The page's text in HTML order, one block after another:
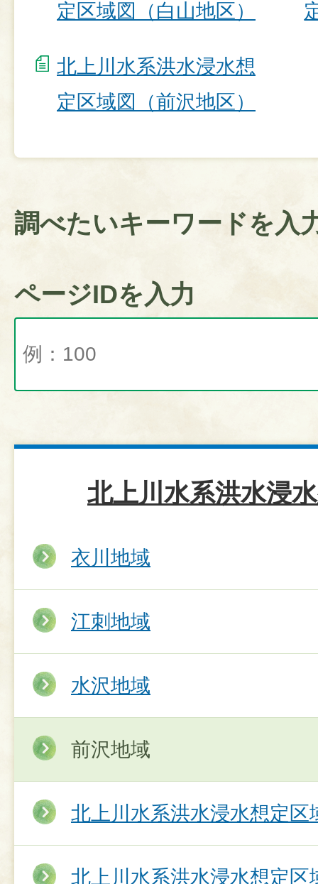
定区域図（白山地区）
北上川水系洪水浸水想
定区域図（前沢地区）
調べたいキーワードを入
ページIDを入力
北上川水系洪水浸
衣川地域
江刺地域
水沢地域
前沢地域
北上川水系洪水浸水想定区
北上川水系洪水浸水想定区